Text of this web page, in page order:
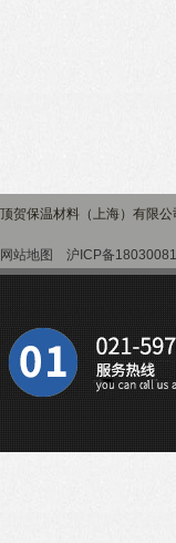
顶贺保温材料（上海）有限
网站地图 沪ICP备